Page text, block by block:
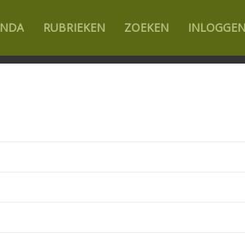
RUBRIEKEN ZOEKEN INLOGGEN